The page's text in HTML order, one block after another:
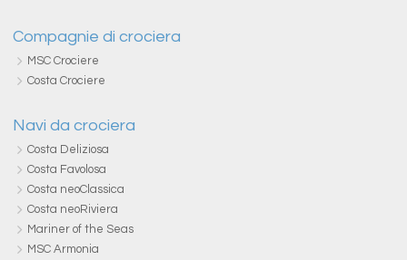
Compagnie di crociera
MSC Crociere
Costa Crociere
Navi da crociera
Costa Deliziosa
Costa Favolosa
Costa neoClassica
Costa neoRiviera
Mariner of the Seas
MSC Armonia